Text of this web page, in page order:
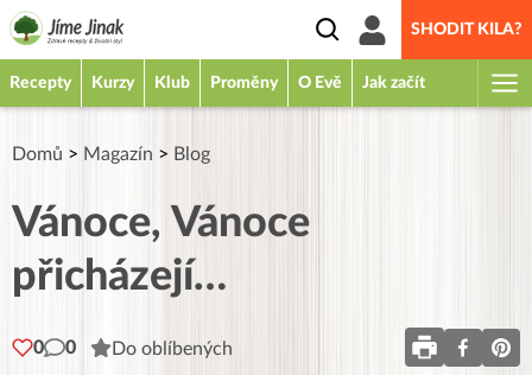
SHODIT KILA?
Recepty Kurzy Klub Proměny O Evě Jak začít
Domů > Magazín > Blog
Vánoce, Vánoce
přicházejí…
0 0 Do oblíbených